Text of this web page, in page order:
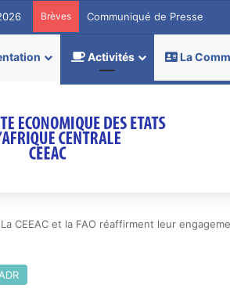
Brèves Communiqué de Presse
Activités La
La CEEAC et la FAO réaffirment leur